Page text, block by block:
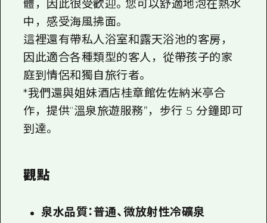
體，因此很受歡迎。您可以舒適地泡在熱水
中，感受海風拂面。
這裡還有帶私人浴室和露天浴池的客房，
因此適合各種類型的客人，從帶孩子的家
庭到情侶和獨自旅行者。
*我們還與姐妹酒店桂章館佐佐納米亭合
作，提供“溫泉旅遊服務”，步行 5 分鐘即可
到達。
觀點
泉水品質：普通、微放射性冷礦泉